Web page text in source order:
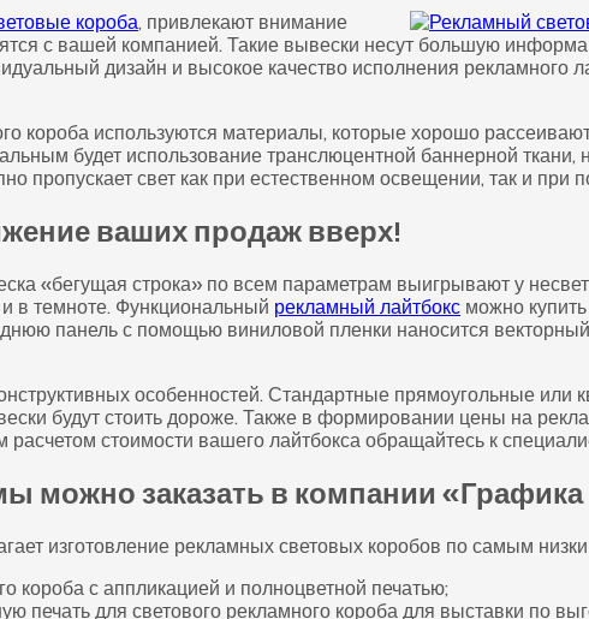
короба, привлекают внимание
с вашей компанией. Такие вывески несут большую
дизайн и высокое качество исполнения рекламного
короба используются материалы, которые хорошо
будет использование транслюцентной баннерной
пропускает свет как при естественном освещении, так и при
ваших продаж вверх!
«бегущая строка» по всем параметрам выигрывают у
в темноте. Функциональный рекламный лайтбокс можно
панель с помощью виниловой пленки наносится
особенностей. Стандартные прямоугольные
будут стоить дороже. Также в формировании цены на
стоимости вашего лайтбокса обращайтесь к
можно заказать в компании «Графика
изготовление рекламных световых коробов по самым
короба с аппликацией и полноцветной печатью;
печать для светового рекламного короба для выставки по